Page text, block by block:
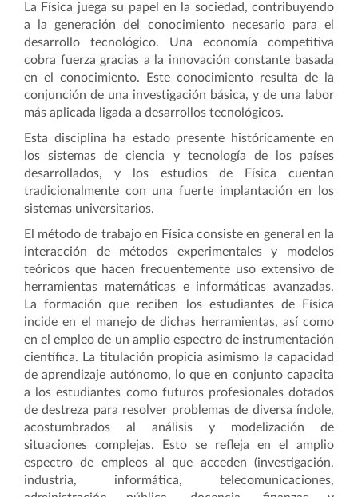
La Física juega su papel en la sociedad, contribuyendo
a la generación del conocimiento necesario para el
desarrollo tecnológico. Una economía competitiva
cobra fuerza gracias a la innovación constante basada
en el conocimiento. Este conocimiento resulta de la
conjunción de una investigación básica, y de una labor
más aplicada ligada a desarrollos tecnológicos.
Esta disciplina ha estado presente históricamente en
los sistemas de ciencia y tecnología de los países
desarrollados, y los estudios de Física cuentan
tradicionalmente con una fuerte implantación en los
sistemas universitarios.
El método de trabajo en Física consiste en general en la
interacción de métodos experimentales y modelos
teóricos que hacen frecuentemente uso extensivo de
herramientas matemáticas e informáticas avanzadas.
La formación que reciben los estudiantes de Física
incide en el manejo de dichas herramientas, así como
en el empleo de un amplio espectro de instrumentación
científica. La titulación propicia asimismo la capacidad
de aprendizaje autónomo, lo que en conjunto capacita
a los estudiantes como futuros profesionales dotados
de destreza para resolver problemas de diversa índole,
acostumbrados al análisis y modelización de
situaciones complejas. Esto se refleja en el amplio
espectro de empleos al que acceden (investigación,
industria, informática, telecomunicaciones,